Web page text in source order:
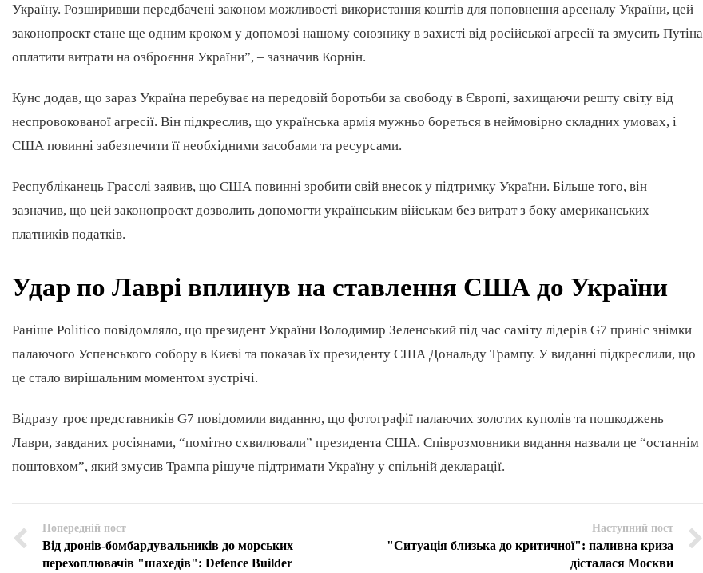
Україну. Розширивши передбачені законом можливості використання коштів для поповнення арсеналу України, цей
законопроєкт стане ще одним кроком у допомозі нашому союзнику в захисті від російської агресії та змусить Путіна
оплатити витрати на озброєння України”, – зазначив Корнін.
Кунс додав, що зараз Україна перебуває на передовій боротьби за свободу в Європі, захищаючи решту світу від
неспровокованої агресії. Він підкреслив, що українська армія мужньо бореться в неймовірно складних умовах, і
США повинні забезпечити її необхідними засобами та ресурсами.
Республіканець Грасслі заявив, що США повинні зробити свій внесок у підтримку України. Більше того, він
зазначив, що цей законопроєкт дозволить допомогти українським військам без витрат з боку американських
платників податків.
Удар по Лаврі вплинув на ставлення США до України
Раніше Politico повідомляло, що президент України Володимир Зеленський під час саміту лідерів G7 приніс знімки
палаючого Успенського собору в Києві та показав їх президенту США Дональду Трампу. У виданні підкреслили, що
це стало вирішальним моментом зустрічі.
Відразу троє представників G7 повідомили виданню, що фотографії палаючих золотих куполів та пошкоджень
Лаври, завданих росіянами, “помітно схвилювали” президента США. Співрозмовники видання назвали це “останнім
поштовхом”, який змусив Трампа рішуче підтримати Україну у спільній декларації.
Попередній пост
Від дронів-бомбардувальників до морських
перехоплювачів "шахедів": Defence Builder
Наступний пост
"Ситуація близька до критичної": паливна криза
дісталася Москви